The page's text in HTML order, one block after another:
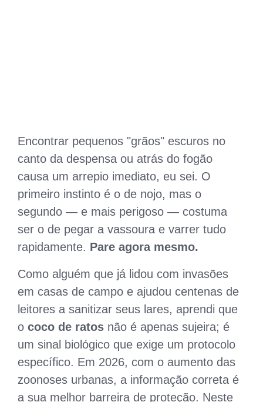
Encontrar pequenos "grãos" escuros no
canto da despensa ou atrás do fogão
causa um arrepio imediato, eu sei. O
primeiro instinto é o de nojo, mas o
segundo — e mais perigoso — costuma
ser o de pegar a vassoura e varrer tudo
rapidamente. Pare agora mesmo.
Como alguém que já lidou com invasões
em casas de campo e ajudou centenas de
leitores a sanitizar seus lares, aprendi que
o coco de ratos não é apenas sujeira; é
um sinal biológico que exige um protocolo
específico. Em 2026, com o aumento das
zoonoses urbanas, a informação correta é
a sua melhor barreira de proteção. Neste